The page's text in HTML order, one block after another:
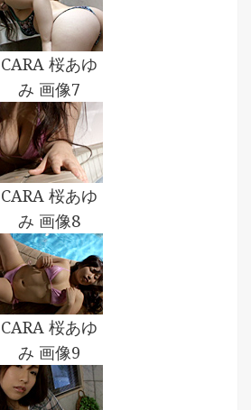
CARA 桜あゆ
み 画像7
CARA 桜あゆ
み 画像8
CARA 桜あゆ
み 画像9